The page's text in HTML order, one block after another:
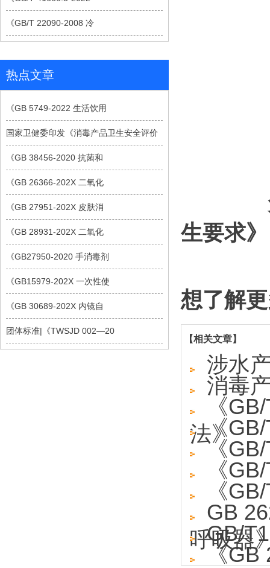
《GB/T 22090-2008 冷
热点文章
《GB 5749-2022 生活饮用
国家卫健委印发《消毒产品卫生安全评价
《GB 38456-2020 抗菌和
《GB 26366-202X 二氧化
《GB 27951-202X 皮肤消
《GB 28931-202X 二氧化
《GB27950-2020 手消毒剂
《GB15979-202X 一次性使
《GB 30689-202X 内镜自
团体标准|《TWSJD 002—20
生要求》
想了解
【相关文章】
涉水
消毒
《
法》
《
《
《
《
GB
呼吸器
GB/
《